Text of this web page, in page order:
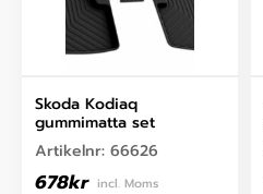
Skoda Kodiaq
gummimatta set
Artikelnr: 66626
678kr incl. Moms